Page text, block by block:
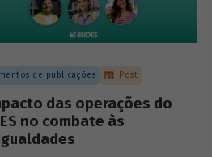
de publicações Post
das operações do
no combate às